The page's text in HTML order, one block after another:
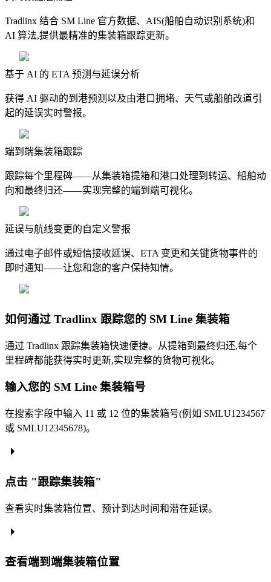
Tradlinx 结合 SM Line 官方数据、AIS(船舶自动识别系统)和
AI 算法,提供最精准的集装箱跟踪更新。
基于 AI 的 ETA 预测与延误分析
获得 AI 驱动的到港预测以及由港口拥堵、天气或船舶改道引
起的延误实时警报。
端到端集装箱跟踪
跟踪每个里程碑——从集装箱提箱和港口处理到转运、船舶动
向和最终归还——实现完整的端到端可视化。
延误与航线变更的自定义警报
通过电子邮件或短信接收延误、ETA 变更和关键货物事件的
即时通知——让您和您的客户保持知情。
如何通过 Tradlinx 跟踪您的 SM Line 集装箱
通过 Tradlinx 跟踪集装箱快速便捷。从提箱到最终归还,每个
里程碑都能获得实时更新,实现完整的货物可视化。
输入您的 SM Line 集装箱号
在搜索字段中输入 11 或 12 位的集装箱号(例如 SMLU1234567
或 SMLU12345678)。
点击 "跟踪集装箱"
查看实时集装箱位置、预计到达时间和潜在延误。
查看端到端集装箱位置